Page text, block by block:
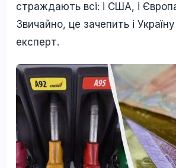
страждають всі: і США, і
Звичайно, це зачепить і
експерт.